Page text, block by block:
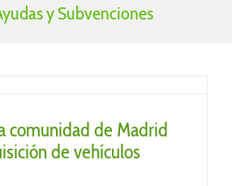
y Subvenciones
comunidad de Madrid
de vehículos